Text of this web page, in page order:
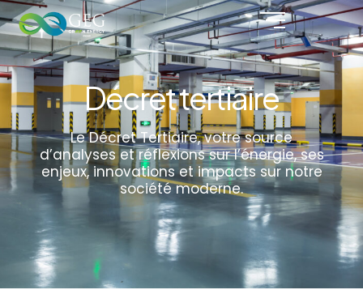
Décret tertiaire
Le Décret Tertiaire, votre source
d’analyses et réflexions sur l’énergie, ses
enjeux, innovations et impacts sur notre
société moderne.